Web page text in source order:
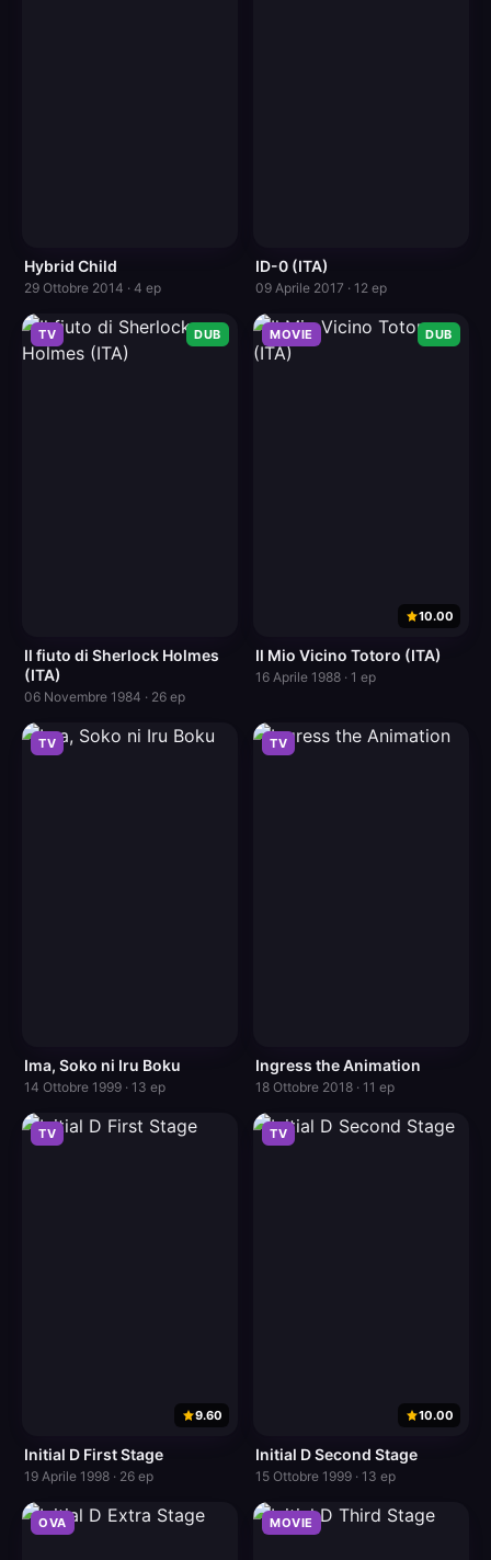
Hybrid Child
29 Ottobre 2014 · 4 ep
ID-0 (ITA)
09 Aprile 2017 · 12 ep
TV DUB
Il fiuto di Sherlock Holmes
(ITA)
06 Novembre 1984 · 26 ep
MOVIE DUB
10.00
Il Mio Vicino Totoro (ITA)
16 Aprile 1988 · 1 ep
TV
Ima, Soko ni Iru Boku
14 Ottobre 1999 · 13 ep
TV
Ingress the Animation
18 Ottobre 2018 · 11 ep
TV
9.60
Initial D First Stage
19 Aprile 1998 · 26 ep
TV
10.00
Initial D Second Stage
15 Ottobre 1999 · 13 ep
OVA MOVIE